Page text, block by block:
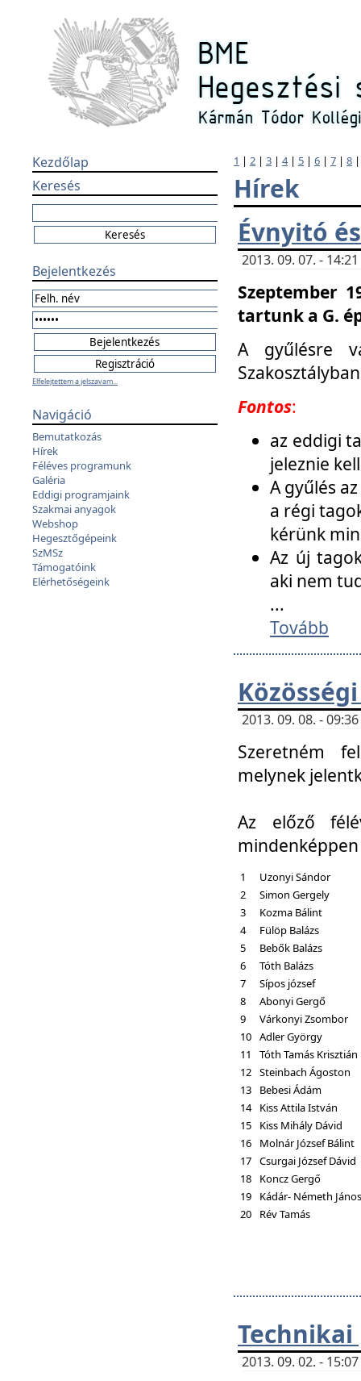
Kezdőlap
Keresés
Bejelentkezés
Elfelejtettem a jelszavam...
Navigáció
Bemutatkozás
Hírek
Féléves programunk
Galéria
Eddigi programjaink
Szakmai anyagok
Webshop
Hegesztőgépeink
SzMSz
Támogatóink
Elérhetőségeink
1 | 2 | 3 | 4| 5 | 6 | 7 | 8
Hírek
Évnyitó
2013. 09. 07. -
Szeptember
tartunk a G.
A gyűlésre
Fontos:
az eddigi
jeleznie
A gyűlés
a régi
kérünk
Az új
aki nem
...
Tovább
2013. 09. 08. -
Szeretném
melynek
Az előző
1
Uzonyi Sándor
2
Simon Gergely
3
Kozma Bálint
4
Fülöp Balázs
5
Bebők Balázs
6
Tóth Balázs
7
Sípos józsef
8
Abonyi Gergő
9
Várkonyi Zsombor
10 Adler György
11
Tóth Tamás Krisztián
12 Steinbach Ágoston
13
Bebesi Ádám
14 Kiss Attila István
15
Kiss Mihály Dávid
16
Molnár József Bálint
17 Csurgai József Dávid
18
Koncz Gergő
19
Kádár- Németh János
20
Rév Tamás
2013. 09. 02. -